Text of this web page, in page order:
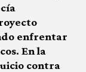
enfrentar
En la
contra